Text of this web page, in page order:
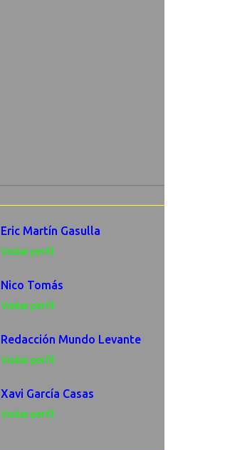
Eric Martín Gasulla
Visitar perfil
Nico Tomás
Visitar perfil
Redacción Mundo Levante
Visitar perfil
Xavi García Casas
Visitar perfil